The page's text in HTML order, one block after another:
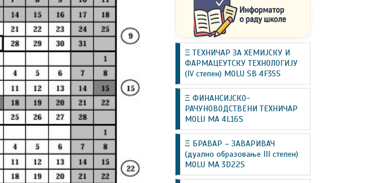
Ξ ТЕХНИЧАР ЗА ХЕМИЈСКУ И
ФАРМАЦЕУТСКУ ТЕХНОЛОГИЈУ
(IV степен) MOLU SB 4F35S
Ξ ФИНАНСИЈСКО-
РАЧУНОВОДСТВЕНИ ТЕХНИЧАР
MOLU MA 4L16S
Ξ БРАВАР – ЗАВАРИВАЧ
(дуално образовање III степен)
MOLU MA 3D22S